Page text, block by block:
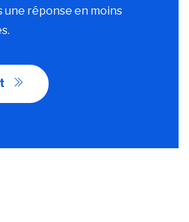
une réponse en moins